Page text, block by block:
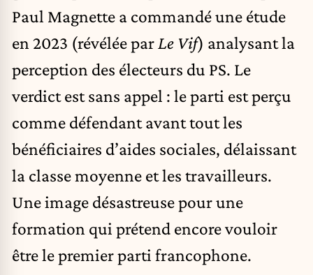
Paul Magnette a commandé une étude
en 2023 (révélée par Le Vif) analysant la
perception des électeurs du PS. Le
verdict est sans appel : le parti est perçu
comme défendant avant tout les
bénéficiaires d’aides sociales, délaissant
la classe moyenne et les travailleurs.
Une image désastreuse pour une
formation qui prétend encore vouloir
être le premier parti francophone.